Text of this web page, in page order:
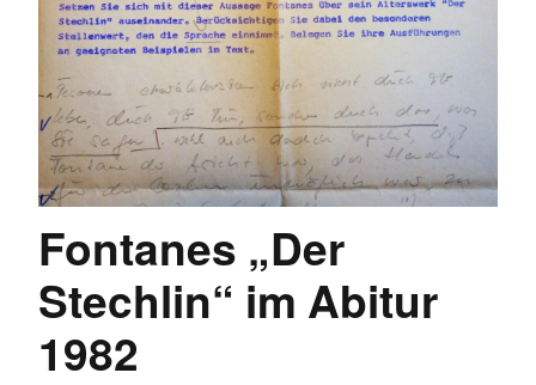
Fontanes „Der
Stechlin“ im Abitur
1982